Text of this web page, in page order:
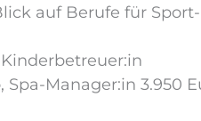
auf Berufe für
Spa-Manager:in 3.950